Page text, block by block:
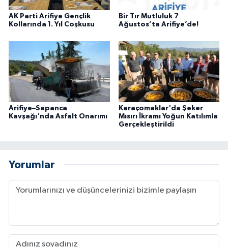
AK Parti Arifiye Gençlik
Kollarında 1. Yıl Coşkusu
Bir Tır Mutluluk 7
Ağustos’ta Arifiye’de!
Arifiye–Sapanca
Kavşağı'nda Asfalt Onarımı
Karaçomaklar'da Şeker
Mısırı İkramı Yoğun Katılımla
Gerçekleştirildi
Yorumlar